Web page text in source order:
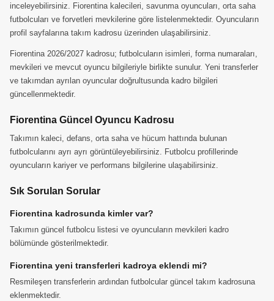
inceleyebilirsiniz. Fiorentina kalecileri, savunma oyuncuları, orta saha
futbolcuları ve forvetleri mevkilerine göre listelenmektedir. Oyuncuların
profil sayfalarına takım kadrosu üzerinden ulaşabilirsiniz.
Fiorentina 2026/2027 kadrosu; futbolcuların isimleri, forma numaraları,
mevkileri ve mevcut oyuncu bilgileriyle birlikte sunulur. Yeni transferler
ve takımdan ayrılan oyuncular doğrultusunda kadro bilgileri
güncellenmektedir.
Fiorentina Güncel Oyuncu Kadrosu
Takımın kaleci, defans, orta saha ve hücum hattında bulunan
futbolcularını ayrı ayrı görüntüleyebilirsiniz. Futbolcu profillerinde
oyuncuların kariyer ve performans bilgilerine ulaşabilirsiniz.
Sık Sorulan Sorular
Fiorentina kadrosunda kimler var?
Takımın güncel futbolcu listesi ve oyuncuların mevkileri kadro
bölümünde gösterilmektedir.
Fiorentina yeni transferleri kadroya eklendi mi?
Resmileşen transferlerin ardından futbolcular güncel takım kadrosuna
eklenmektedir.